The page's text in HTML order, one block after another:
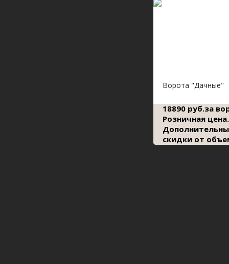
Ворота "Дачные"
18890 руб.за
Розничная цена.
скидки от